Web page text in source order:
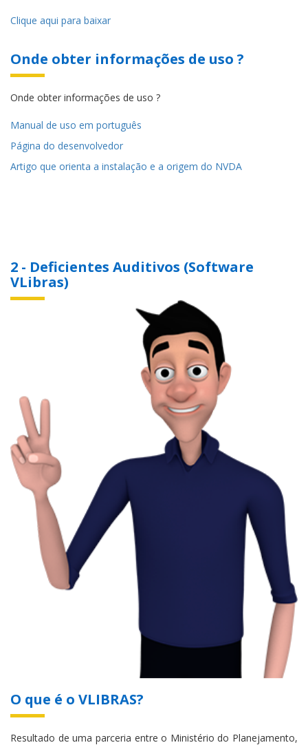
Clique aqui para baixar
Onde obter informações de uso ?
Onde obter informações de uso ?
Manual de uso em português
Página do desenvolvedor
Artigo que orienta a instalação e a origem do NVDA
2 - Deficientes Auditivos (Software
VLibras)
O que é o VLIBRAS?
Resultado de uma parceria entre o Ministério do Planejamento,